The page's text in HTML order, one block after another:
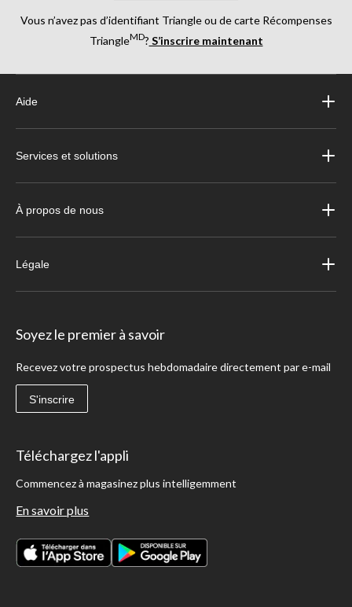
Vous n’avez pas d’identifiant Triangle ou de carte Récompenses
TriangleMD? S’inscrire maintenant
Aide
Services et solutions
À propos de nous
Légale
Soyez le premier à savoir
Recevez votre prospectus hebdomadaire directement par e-mail
S'inscrire
Téléchargez l'appli
Commencez à magasinez plus intelligemment
En savoir plus